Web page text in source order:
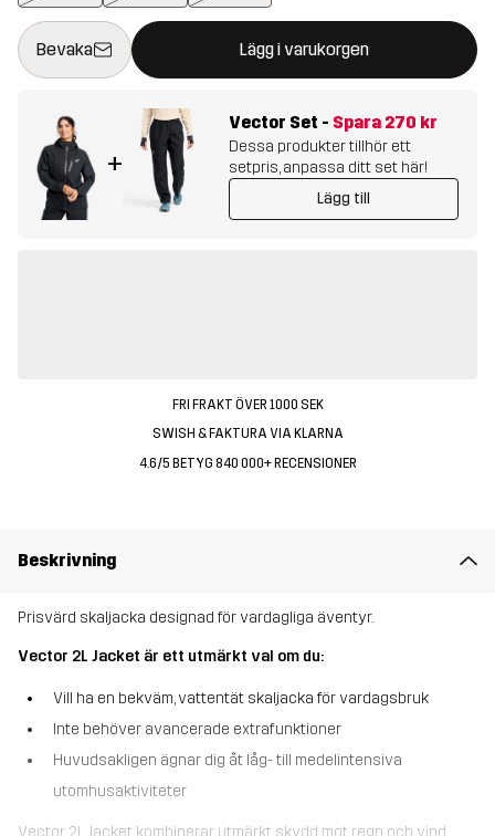
Bevaka Lägg i varukorgen
Denna knapp kommer att öppna en modal som bekräftar en ny
{{size}} inte tillgänglig
+
Vector Set - Spara 270 kr
Dessa produkter tillhör ett
setpris, anpassa ditt set här!
Lägg till
FRI FRAKT ÖVER 1000 SEK
SWISH & FAKTURA VIA KLARNA
4.6/5 BETYG 840 000+ RECENSIONER
Beskrivning
Prisvärd skaljacka designad för vardagliga äventyr.
Vector 2L Jacket är ett utmärkt val om du:
Vill ha en bekväm, vattentät skaljacka för vardagsbruk
Inte behöver avancerade extrafunktioner
Huvudsakligen ägnar dig åt låg- till medelintensiva
utomhusaktiviteter
Vector 2L Jacket kombinerar utmärkt skydd mot regn och vind